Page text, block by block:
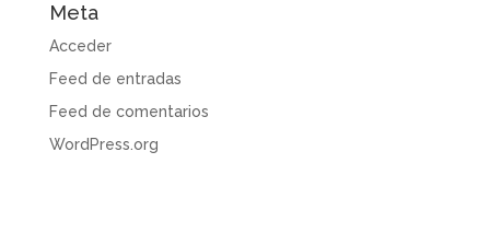
Meta
Acceder
Feed de entradas
Feed de comentarios
WordPress.org